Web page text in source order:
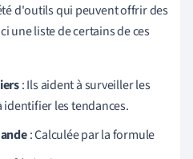
d'outils qui peuvent offrir des
une liste de certains de ces
: Ils aident à surveiller les
identifier les tendances.
: Calculée par la formule